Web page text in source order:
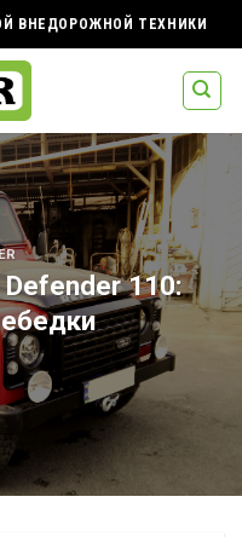
ВНЕДОРОЖНОЙ ТЕХНИКИ
110: